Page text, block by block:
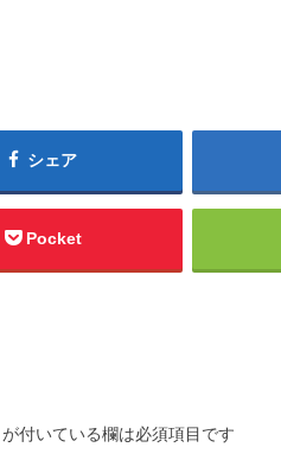
シェア
Pocket
が付いている欄は必須項目です